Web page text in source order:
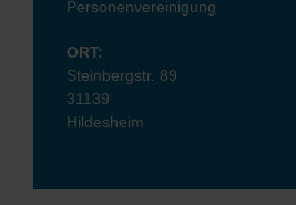
Personenvereinigung
ORT:
Steinbergstr. 89
31139
Hildesheim